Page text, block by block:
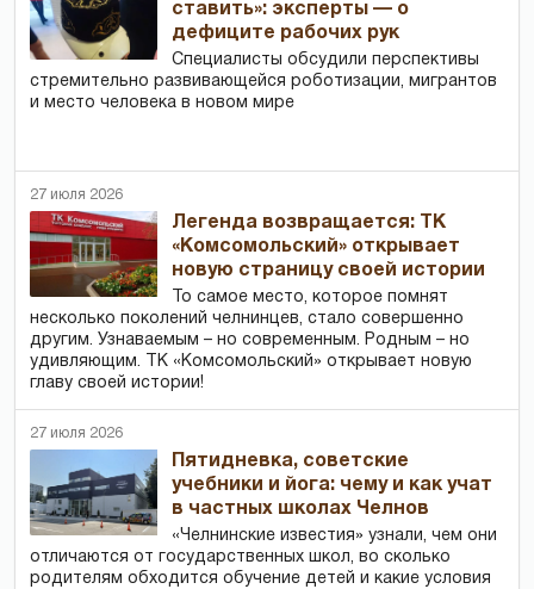
ставить»: эксперты — о
дефиците рабочих рук
Специалисты обсудили перспективы
стремительно развивающейся роботизации, мигрантов
и место человека в новом мире
27 июля 2026
Легенда возвращается: ТК
«Комсомольский» открывает
новую страницу своей истории
То самое место, которое помнят
несколько поколений челнинцев, стало совершенно
другим. Узнаваемым – но современным. Родным – но
удивляющим. ТК «Комсомольский» открывает новую
главу своей истории!
27 июля 2026
Пятидневка, советские
учебники и йога: чему и как учат
в частных школах Челнов
«Челнинские известия» узнали, чем они
отличаются от государственных школ, во сколько
родителям обходится обучение детей и какие условия